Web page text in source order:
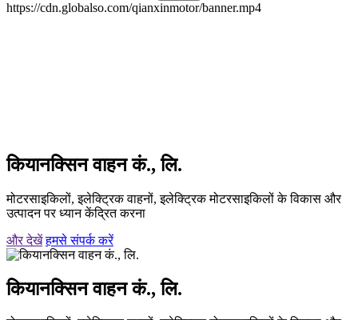
https://cdn.globalso.com/qianxinmotor/banner.mp4
कियानक्सिन वाहन कं., लि.
मोटरसाइकिलों, इलेक्ट्रिक वाहनों, इलेक्ट्रिक मोटरसाइकिलों के विकास और
उत्पादन पर ध्यान केंद्रित करना
और देखें हमसे संपर्क करें
कियानक्सिन वाहन कं., लि.